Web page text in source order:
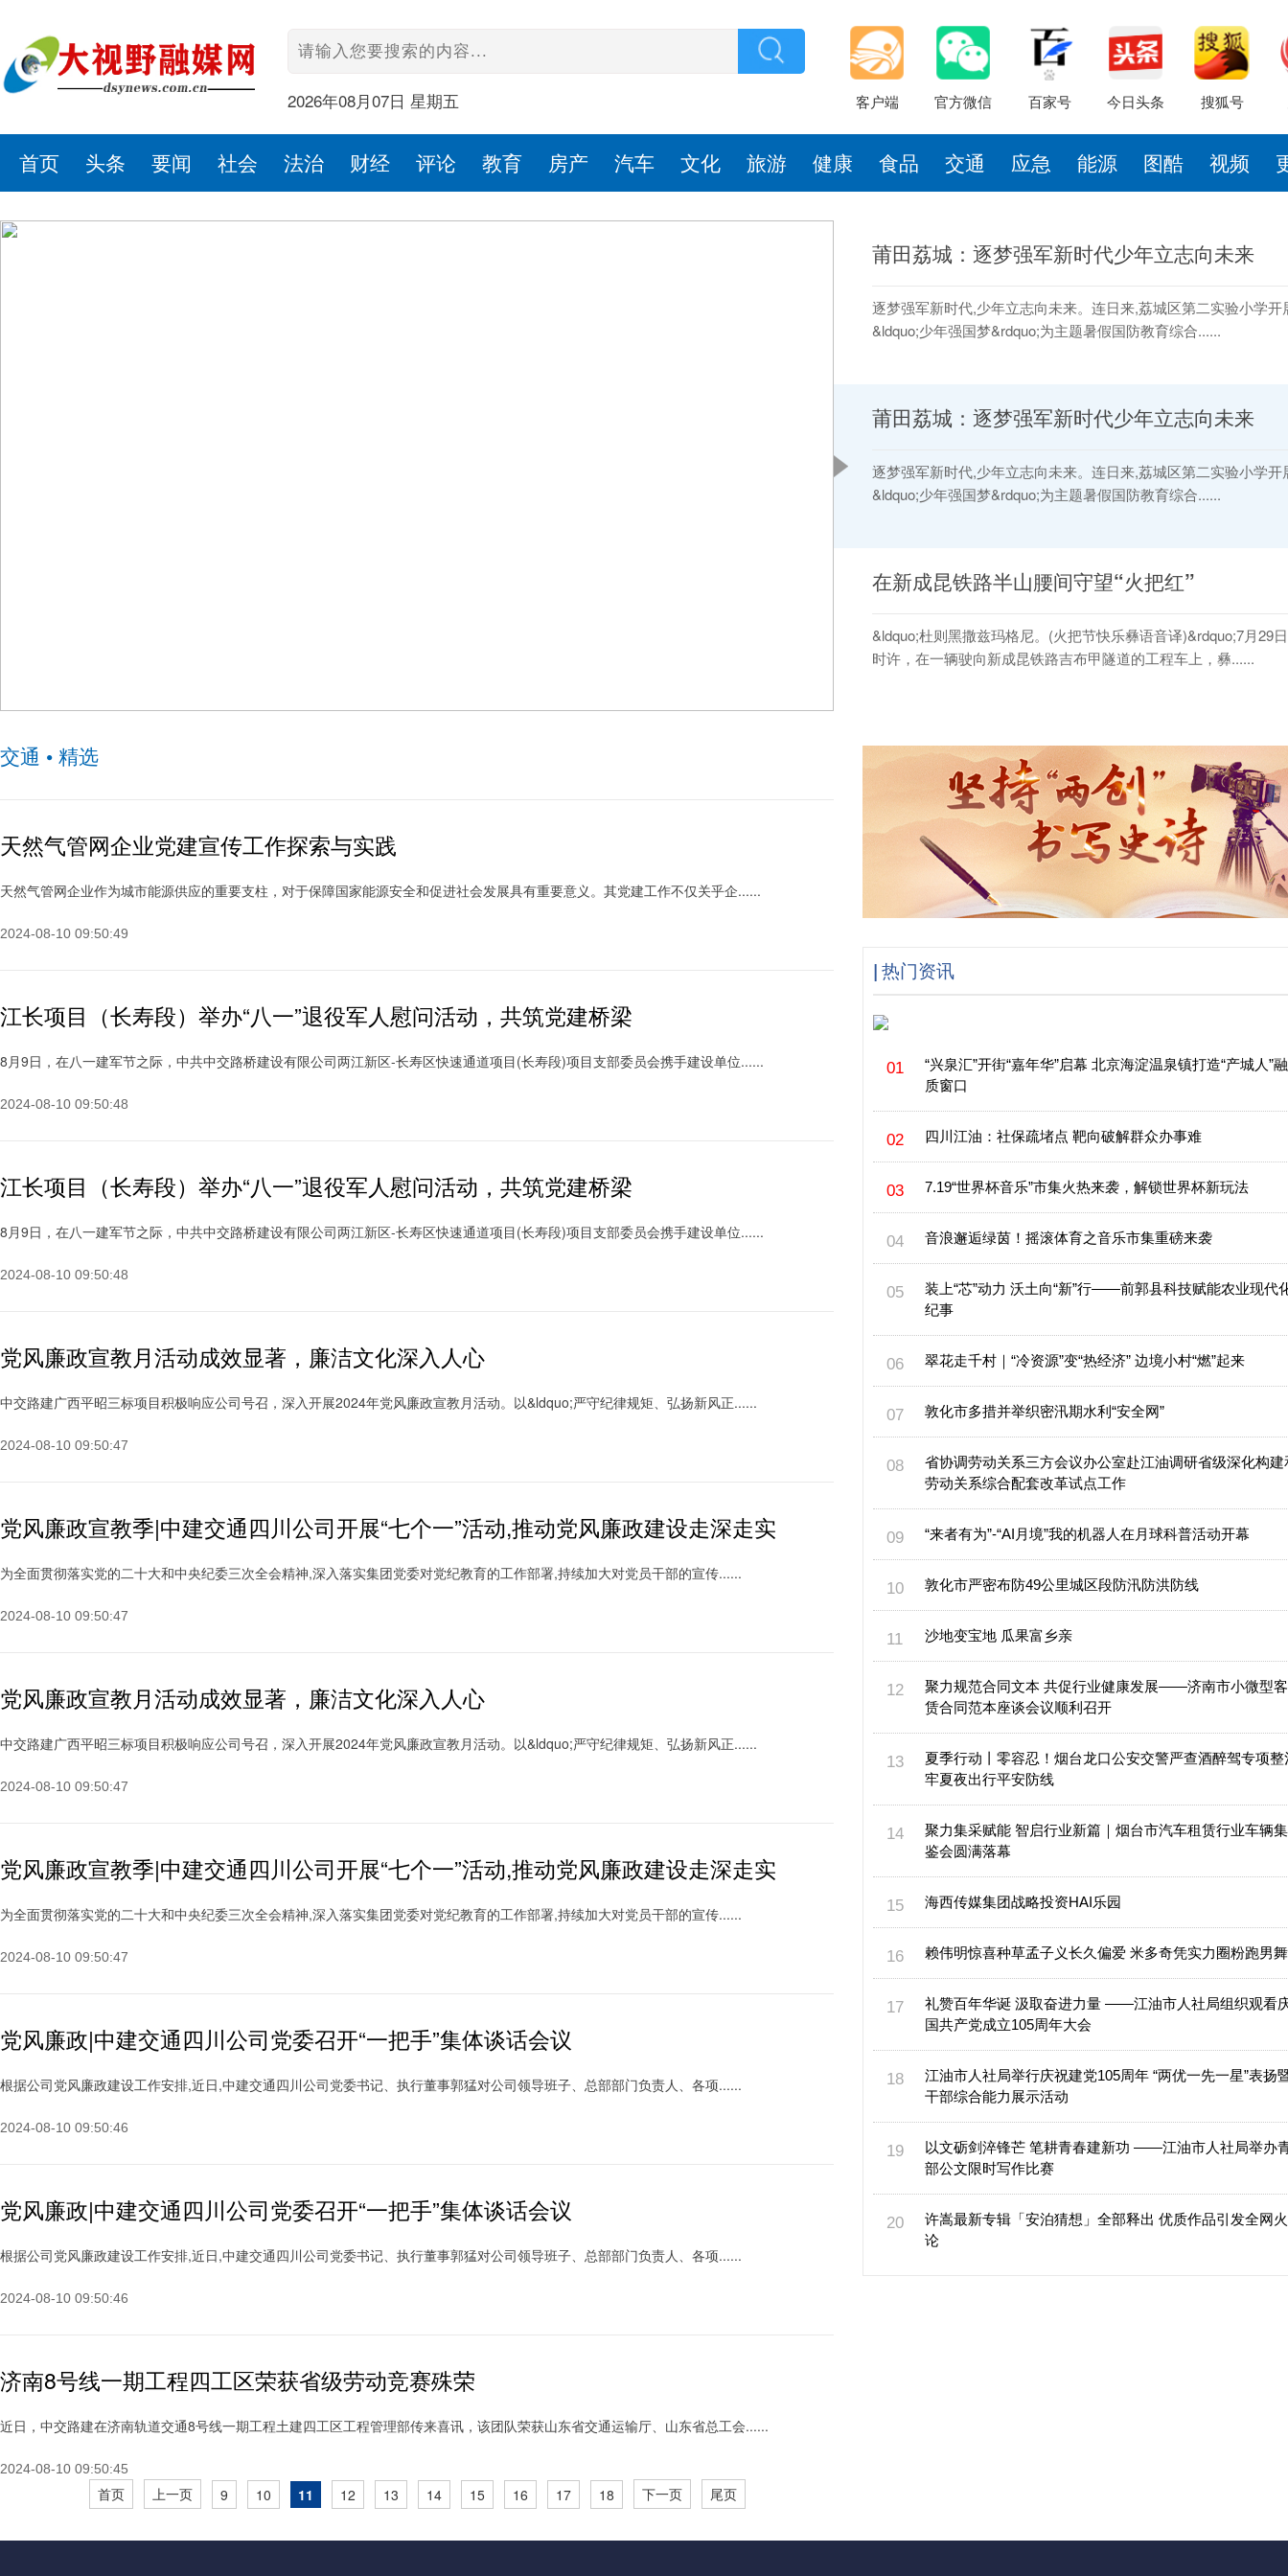
2026年08月07日 星期五 客户端 官方微信 百家号 今日头条 搜狐号
首页 头条 要闻 社会 法治 财经 评论 教育 房产 汽车 文化 旅游 健康 食品 交通 应急 能源 图酷 视频
莆田荔城：逐梦强军新时代少年立志向未来
逐梦强军新时代,少年立志向未来。连日来,荔城区第二实验小学开
&ldquo;少年强国梦&rdquo;为主题暑假国防教育综合......
莆田荔城：逐梦强军新时代少年立志向未来
逐梦强军新时代,少年立志向未来。连日来,荔城区第二实验小学开
&ldquo;少年强国梦&rdquo;为主题暑假国防教育综合......
在新成昆铁路半山腰间守望“火把红”
&ldquo;杜则黑撒兹玛格尼。(火把节快乐彝语音译)&rdquo;7月29
时许，在一辆驶向新成昆铁路吉布甲隧道的工程车上，彝......
交通 • 精选
天然气管网企业党建宣传工作探索与实践
天然气管网企业作为城市能源供应的重要支柱，对于保障国家能源安全和促进社会发展具有重要意义。其党建工作不仅关乎企......
2024-08-10 09:50:49
江长项目（长寿段）举办“八一”退役军人慰问活动，共筑党建桥梁
8月9日，在八一建军节之际，中共中交路桥建设有限公司两江新区-长寿区快速通道项目(长寿段)项目支部委员会携手建设单位......
2024-08-10 09:50:48
江长项目（长寿段）举办“八一”退役军人慰问活动，共筑党建桥梁
8月9日，在八一建军节之际，中共中交路桥建设有限公司两江新区-长寿区快速通道项目(长寿段)项目支部委员会携手建设单位......
2024-08-10 09:50:48
党风廉政宣教月活动成效显著，廉洁文化深入人心
中交路建广西平昭三标项目积极响应公司号召，深入开展2024年党风廉政宣教月活动。以&ldquo;严守纪律规矩、弘扬新风正......
2024-08-10 09:50:47
党风廉政宣教季|中建交通四川公司开展“七个一”活动,推动党风廉政建设走深走实
为全面贯彻落实党的二十大和中央纪委三次全会精神,深入落实集团党委对党纪教育的工作部署,持续加大对党员干部的宣传......
2024-08-10 09:50:47
党风廉政宣教月活动成效显著，廉洁文化深入人心
中交路建广西平昭三标项目积极响应公司号召，深入开展2024年党风廉政宣教月活动。以&ldquo;严守纪律规矩、弘扬新风正......
2024-08-10 09:50:47
党风廉政宣教季|中建交通四川公司开展“七个一”活动,推动党风廉政建设走深走实
为全面贯彻落实党的二十大和中央纪委三次全会精神,深入落实集团党委对党纪教育的工作部署,持续加大对党员干部的宣传......
2024-08-10 09:50:47
党风廉政|中建交通四川公司党委召开“一把手”集体谈话会议
根据公司党风廉政建设工作安排,近日,中建交通四川公司党委书记、执行董事郭猛对公司领导班子、总部部门负责人、各项......
2024-08-10 09:50:46
党风廉政|中建交通四川公司党委召开“一把手”集体谈话会议
根据公司党风廉政建设工作安排,近日,中建交通四川公司党委书记、执行董事郭猛对公司领导班子、总部部门负责人、各项......
2024-08-10 09:50:46
济南8号线一期工程四工区荣获省级劳动竞赛殊荣
近日，中交路建在济南轨道交通8号线一期工程土建四工区工程管理部传来喜讯，该团队荣获山东省交通运输厅、山东省总工会......
2024-08-10 09:50:45
首页 上一页 9 10 11 12 13 14 15 16 17 18 下一页 尾页
热门资讯
“兴泉汇”开街“嘉年华”启幕 北京海淀温泉镇打造“产城人”
质窗口
四川江油：社保疏堵点 靶向破解群众办事难
7.19“世界杯音乐”市集火热来袭，解锁世界杯新玩法
音浪邂逅绿茵！摇滚体育之音乐市集重磅来袭
装上“芯”动力 沃土向“新”行——前郭县科技赋能农业现代
纪事
翠花走千村｜“冷资源”变“热经济” 边境小村“燃”起来
敦化市多措并举织密汛期水利“安全网”
省协调劳动关系三方会议办公室赴江油调研省级深化构建
劳动关系综合配套改革试点工作
“来者有为”-“AI月境”我的机器人在月球科普活动开幕
敦化市严密布防49公里城区段防汛防洪防线
沙地变宝地 瓜果富乡亲
聚力规范合同文本 共促行业健康发展——济南市小微型
赁合同范本座谈会议顺利召开
夏季行动丨零容忍！烟台龙口公安交警严查酒醉驾专项整
牢夏夜出行平安防线
聚力集采赋能 智启行业新篇｜烟台市汽车租赁行业车辆
鉴会圆满落幕
海西传媒集团战略投资HAI乐园
赖伟明惊喜种草孟子义长久偏爱 米多奇凭实力圈粉跑男
礼赞百年华诞 汲取奋进力量 ——江油市人社局组织观看
国共产党成立105周年大会
江油市人社局举行庆祝建党105周年 “两优一先一星”表扬
干部综合能力展示活动
以文砺剑淬锋芒 笔耕青春建新功 ——江油市人社局举办
部公文限时写作比赛
许嵩最新专辑「安泊猜想」全部释出 优质作品引发全网
论